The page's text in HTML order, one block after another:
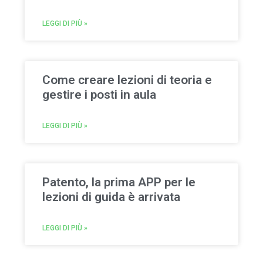
LEGGI DI PIÙ »
Come creare lezioni di teoria e
gestire i posti in aula
LEGGI DI PIÙ »
Patento, la prima APP per le
lezioni di guida è arrivata
LEGGI DI PIÙ »